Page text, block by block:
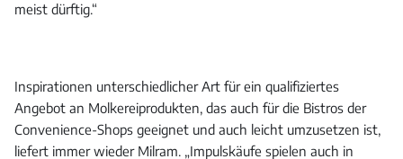
meist dürftig.“
Inspirationen unterschiedlicher Art für ein qualifiziertes
Angebot an Molkereiprodukten, das auch für die Bistros der
Convenience-Shops geeignet und auch leicht umzusetzen ist,
liefert immer wieder Milram. „Impulskäufe spielen auch in